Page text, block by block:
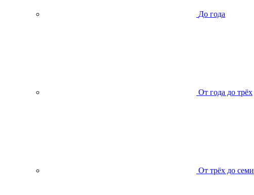
До года
От года до трёх
От трёх до семи